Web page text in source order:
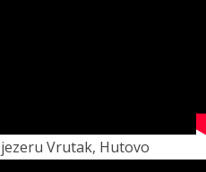
Vrutak, Hutovo